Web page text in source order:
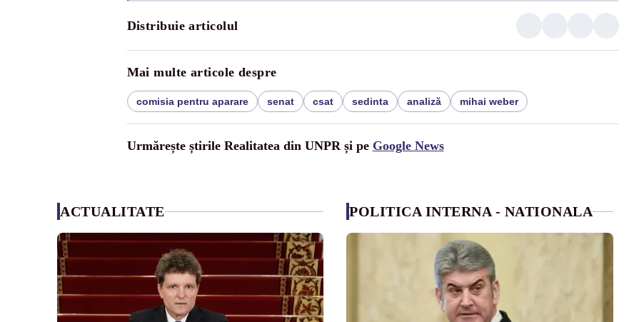
Distribuie articolul
Mai multe articole despre
comisia pentru aparare senat csat sedinta analiză mihai weber
Urmărește știrile Realitatea din UNPR și pe Google News
ACTUALITATE POLITICA INTERNA - NATIONALA